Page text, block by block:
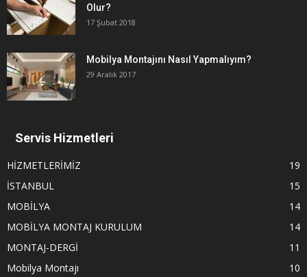
Olur?
17 Şubat 2018
Mobilya Montajını Nasıl Yapmalıyım?
29 Aralık 2017
Servis Hizmetleri
HİZMETLERİMİZ
19
İSTANBUL
15
MOBİLYA
14
MOBİLYA MONTAJ KURULUM
14
MONTAJ-DERGİ
11
Mobilya Montajı
10